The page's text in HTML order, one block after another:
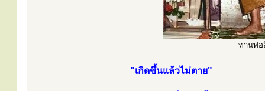
ท่านพ่อ
"เกิดขึ้นแล้วไม่ตาย"